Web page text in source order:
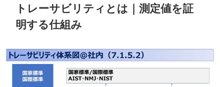
トレーサビリティとは｜測定値を証
明する仕組み